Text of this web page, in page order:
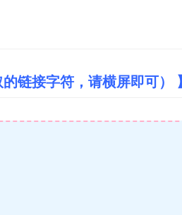
链接字符，请横屏即可） 】